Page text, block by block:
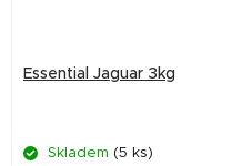
Essential Jaguar 3kg
Skladem (5 ks)